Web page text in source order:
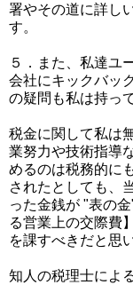
署やその道に詳し
す。
５．また、私達ユ
会社にキックバッ
の疑問も私は持っ
税金に関して私は
業努力や技術指導
めるのは税務的に
されたとしても、
った金銭が "表の
る営業上の交際費
を課すべきだと思
知人の税理士によ